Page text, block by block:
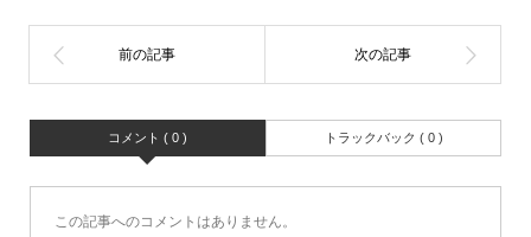
コメント ( 0 ) トラックバック ( 0 )
この記事へのコメントはありません。